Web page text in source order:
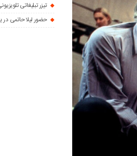
تیزر تبلیغاتی
حضور لیلا حاتمی در